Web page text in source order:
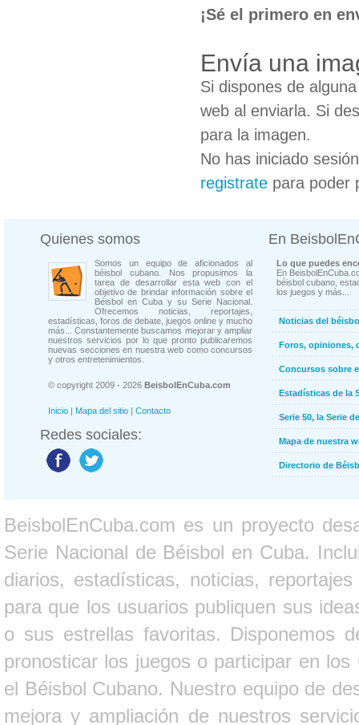
¡Sé el primero en
Envía una
Si dispones de
web al enviarla. Si
para la imagen.
No has iniciado
registrate para poder
Quienes somos
Somos un equipo de aficionados al
béisbol cubano. Nos propusimos la
tarea de desarrollar esta web con el
objetivo de brindar información sobre el
Béisbol en Cuba y su Serie Nacional.
Ofrecemos noticias, reportajes,
estadísticas, foros de debate, juegos online y mucho
más... Constantemente buscamos mejorar y ampliar
nuestros servicios por lo que pronto publicaremos
nuevas secciones en nuestra web como concursos
y otros entretenimientos.
© copyright 2009 - 2026 BeisbolEnCuba.com
Inicio | Mapa del sitio | Contacto
Redes sociales:
En
Lo que puedes
En
béisbol cubano,
los juegos y más...
Noticias del
Foros, opiniones,
Concursos sobre
Estadísticas de la
Serie 50, la Serie
Mapa de nuestra
Directorio de
BeisbolEnCuba.com es un proyecto
Serie Nacional de Béisbol en Cuba.
diarios, estadísticas, noticias,
para que los usuarios publiquen sus
o sus estrellas favoritas. Disponemos
pronosticar los juegos o participar en
el Béisbol Cubano. Nuestro equipo de
mejora y ampliación de nuestros